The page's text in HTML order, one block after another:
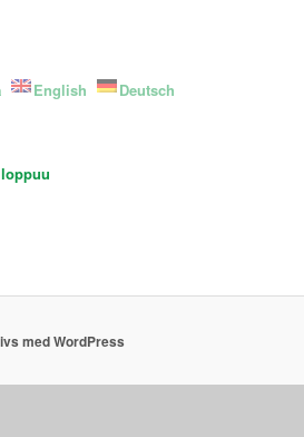
English Deutsch
med WordPress